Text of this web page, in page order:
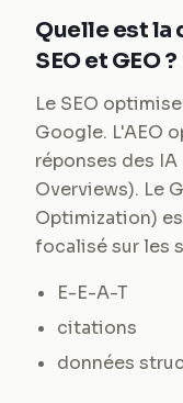
Quelle est la
SEO et GEO ?
Le SEO
Google. L'AEO
réponses des IA
Overviews). Le
Optimization)
focalisé sur les
E-E-A-T
citations
données